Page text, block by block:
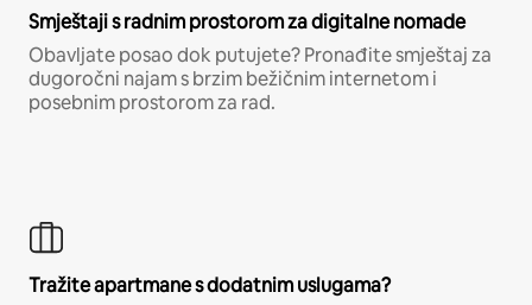
Smještaji s radnim prostorom za digitalne nomade
Obavljate posao dok putujete? Pronađite smještaj za
dugoročni najam s brzim bežičnim internetom i
posebnim prostorom za rad.
Tražite apartmane s dodatnim uslugama?